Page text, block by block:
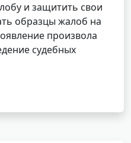
и защитить свои
образцы жалоб на
произвола
судебных